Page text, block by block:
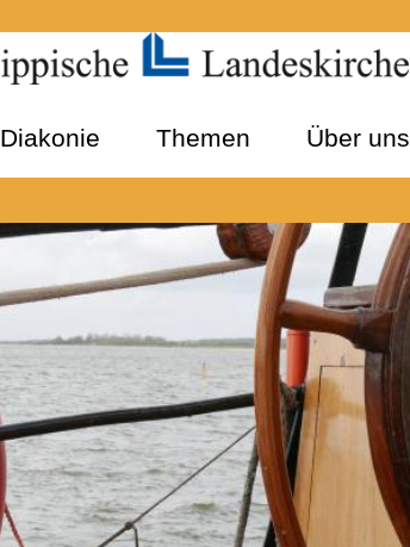
Diakonie Themen Über uns